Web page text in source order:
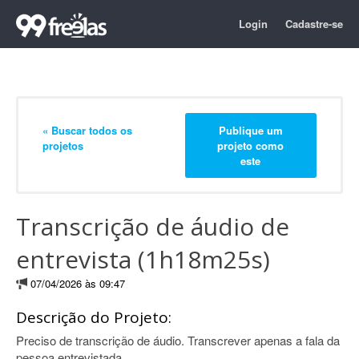
Login Cadastre-se
« Buscar todos os
projetos
Publique um
projeto como
este
Transcrição de áudio de
entrevista (1h18m25s)
07/04/2026 às 09:47
Descrição do Projeto:
Preciso de transcrição de áudio. Transcrever apenas a fala da